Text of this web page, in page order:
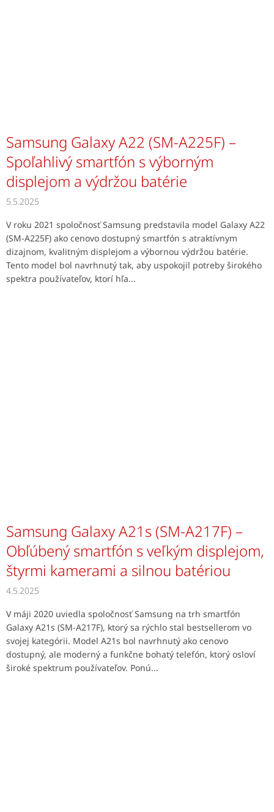
Samsung Galaxy A22 (SM-A225F) –
Spoľahlivý smartfón s výborným
displejom a výdržou batérie
5.5.2025
V roku 2021 spoločnosť Samsung predstavila model Galaxy A22
(SM-A225F) ako cenovo dostupný smartfón s atraktívnym
dizajnom, kvalitným displejom a výbornou výdržou batérie.
Tento model bol navrhnutý tak, aby uspokojil potreby širokého
spektra používateľov, ktorí hľa...
Samsung Galaxy A21s (SM-A217F) –
Obľúbený smartfón s veľkým displejom,
štyrmi kamerami a silnou batériou
4.5.2025
V máji 2020 uviedla spoločnosť Samsung na trh smartfón
Galaxy A21s (SM-A217F), ktorý sa rýchlo stal bestsellerom vo
svojej kategórii. Model A21s bol navrhnutý ako cenovo
dostupný, ale moderný a funkčne bohatý telefón, ktorý osloví
široké spektrum používateľov. Ponú...